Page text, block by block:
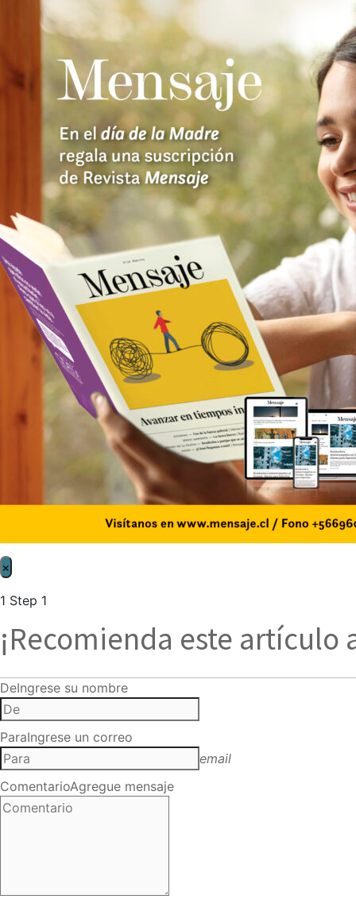
×
1 Step 1
¡Recomienda este artículo
DeIngrese su nombre
ParaIngrese un correo
email
ComentarioAgregue mensaje